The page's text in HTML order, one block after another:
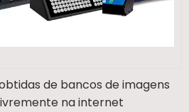
de bancos de imagens
na internet